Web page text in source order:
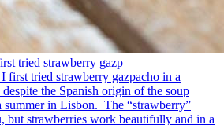
tried strawberry gazp